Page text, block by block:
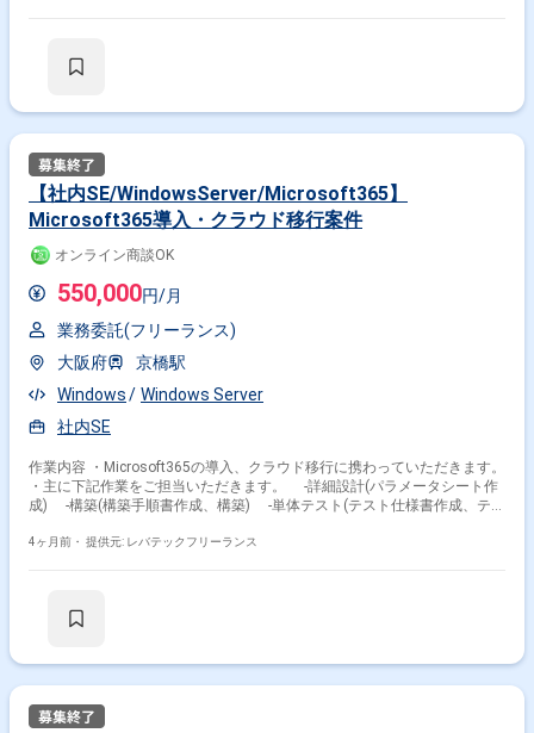
【社内SE/WindowsServer/Microsoft365】
Microsoft365導入・クラウド移行案件
オンライン商談OK
550,000円/月
業務委託(フリーランス)
大阪府
京橋駅
Windows
Windows Server
社内SE
作業内容 ・Microsoft365の導入、クラウド移行に携わっていただきます。
・主に下記作業をご担当いただきます。 -詳細設計(パラメータシート作
成) -構築(構築手順書作成、構築) -単体テスト(テスト仕様書作成、テス
(テスト仕様書作成、テスト実施) -本番移行(移行手順書作成、移行実
4ヶ月前・ 提供元: レバテックフリーランス